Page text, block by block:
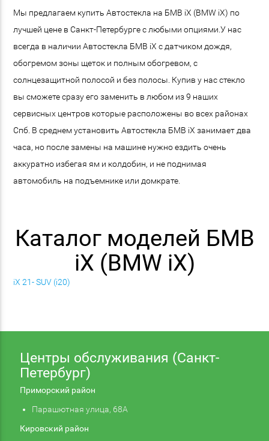
Мы предлагаем купить Автостекла на БМВ iX (BMW iX) по
лучшей цене в Санкт-Петербурге с любыми опциями.У нас
всегда в наличии Автостекла БМВ iX с датчиком дождя,
обогремом зоны щеток и полным обогревом, с
солнцезащитной полосой и без полосы. Купив у нас стекло
вы сможете сразу его заменить в любом из 9 наших
сервисных центров которые расположены во всех районах
Спб. В среднем установить Автостекла БМВ iX занимает два
часа, но после замены на машине нужно ездить очень
аккуратно избегая ям и колдобин, и не поднимая
автомобиль на подъемнике или домкрате.
Каталог моделей БМВ
iX (BMW iX)
iX 21- SUV (i20)
Центры обслуживания (Санкт-
Петербург)
Приморский район
Парашютная улица, 68А
Кировский район